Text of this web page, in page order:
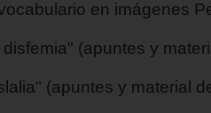
en imágenes
(apuntes y
(apuntes y material